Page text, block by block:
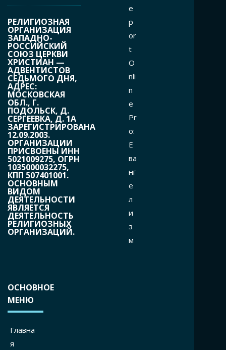
РЕЛИГИОЗНАЯ
ОРГАНИЗАЦИЯ
ЗАПАДНО-
РОССИЙСКИЙ
СОЮЗ ЦЕРКВИ
ХРИСТИАН —
АДВЕНТИСТОВ
СЕДЬМОГО ДНЯ,
АДРЕС:
МОСКОВСКАЯ
ОБЛ., Г.
ПОДОЛЬСК, Д.
СЕРГЕЕВКА, Д. 1А
ЗАРЕГИСТРИРОВАНА
12.09.2003.
ОРГАНИЗАЦИИ
ПРИСВОЕНЫ ИНН
5021009275, ОГРН
1035000032275,
КПП 507401001.
ОСНОВНЫМ
ВИДОМ
ДЕЯТЕЛЬНОСТИ
ЯВЛЯЕТСЯ
ДЕЯТЕЛЬНОСТЬ
РЕЛИГИОЗНЫХ
ОРГАНИЗАЦИЙ.
e
p
or
t
O
nli
n
e
Pr
o:
Е
ва
нг
е
л
и
з
м
ОСНОВНОЕ
МЕНЮ
Главна
я